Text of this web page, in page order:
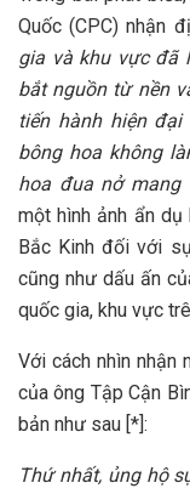
Quốc (CPC) nhận
gia và khu vực đã
bắt nguồn từ nền
tiến hành hiện đại
bông hoa không
hoa đua nở mang
một hình ảnh ẩn
Bắc Kinh đối với
cũng như dấu ấn
quốc gia, khu vực
Với cách nhìn nhận
của ông Tập Cận
bản như sau [*]:
Thứ nhất, ủng hộ